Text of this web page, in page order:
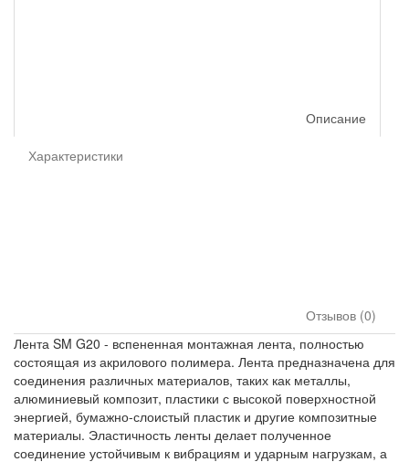
Описание
Характеристики
Отзывов (0)
Лента SM G20 - вспененная монтажная лента, полностью
состоящая из акрилового полимера. Лента предназначена для
соединения различных материалов, таких как металлы,
алюминиевый композит, пластики с высокой поверхностной
энергией, бумажно-слоистый пластик и другие композитные
материалы. Эластичность ленты делает полученное
соединение устойчивым к вибрациям и ударным нагрузкам, а